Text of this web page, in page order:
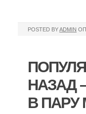
POSTED BYADMIN
НАЗАД
В ПАРУ